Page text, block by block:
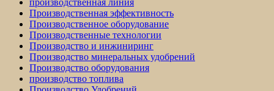
Производственная эффективность
Производственное оборудование
Производственные технологии
Производство и инжиниринг
Производство минеральных удобрений
Производство оборудования
производство топлива